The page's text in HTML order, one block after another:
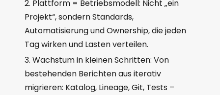
Plattform = Betriebsmodell: Nicht „ein
Projekt“, sondern Standards,
Automatisierung und Ownership, die jeden
Tag wirken und Lasten verteilen.
Wachstum in kleinen Schritten: Von
bestehenden Berichten aus iterativ
migrieren: Katalog, Lineage, Git, Tests –